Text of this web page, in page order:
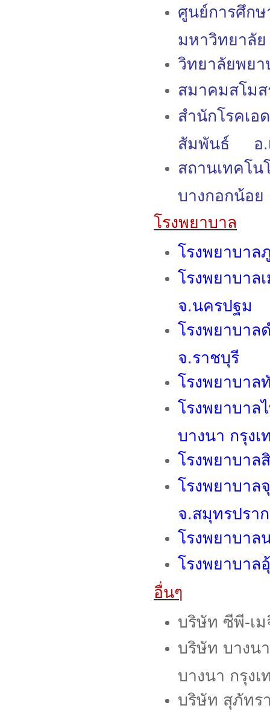
ศูนย์การศึก
มหาวิทยาลั
วิทยาลัยพย
สมาคมสโม
สำนักโรคเอ
สัมพันธ์ อ.เ
สถานเทคโน
บางกอกน้อย
โรงพยาบาล
โรงพยาบา
โรงพยาบาล
จ.นครปฐม
โรงพยาบา
จ.ราชบุรี
โรงพยาบา
โรงพยาบา
บางนา กรุงเ
โรงพยาบา
โรงพยาบา
จ.สมุทรปรา
โรงพยาบาล
โรงพยาบาล
อื่นๆ
บริษัท ซีพี-เ
บริษัท บางน
บางนา กรุงเ
บริษัท สุภัท